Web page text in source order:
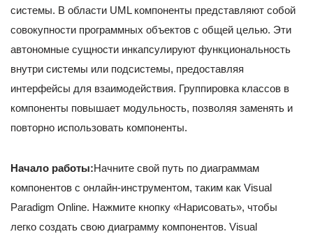
системы. В области UML компоненты представляют собой
совокупности программных объектов с общей целью. Эти
автономные сущности инкапсулируют функциональность
внутри системы или подсистемы, предоставляя
интерфейсы для взаимодействия. Группировка классов в
компоненты повышает модульность, позволяя заменять и
повторно использовать компоненты.
Начало работы:Начните свой путь по диаграммам
компонентов с онлайн-инструментом, таким как Visual
Paradigm Online. Нажмите кнопку «Нарисовать», чтобы
легко создать свою диаграмму компонентов. Visual